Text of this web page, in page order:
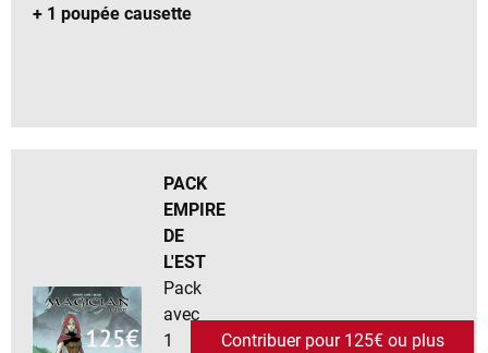
+ 1 poupée causette
PACK
EMPIRE
DE
L'EST
Pack
avec
1
Contribuer pour 125€ ou plus